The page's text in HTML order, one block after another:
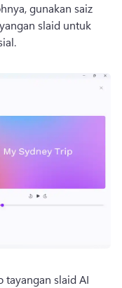
gunakan saiz
slaid untuk
tayangan slaid AI